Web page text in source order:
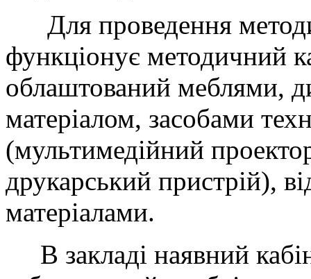
Для проведення
функціонує методичний
облаштований меблями,
матеріалом, засобами
(мультимедійний
друкарський пристрій),
матеріалами.
В закладі наявний